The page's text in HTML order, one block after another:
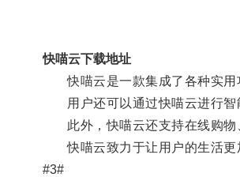
快喵云下载地址
快喵云是一款集成了各种实用
用户还可以通过快喵云进行智
此外，快喵云还支持在线购物
快喵云致力于让用户的生活更
#3#